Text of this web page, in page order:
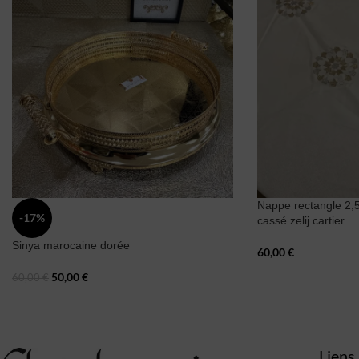
-17%
Sinya marocaine dorée
50,00€
Nappe rectangle
cassé zelij cartier
60,00€